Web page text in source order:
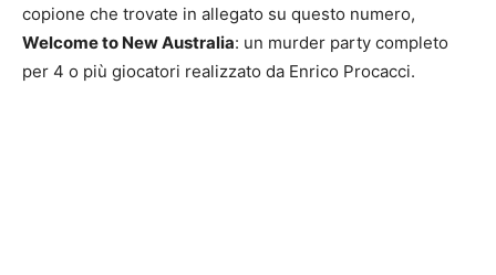
copione che trovate in allegato su questo numero,
Welcome to New Australia: un murder party completo
per 4 o più giocatori realizzato da Enrico Procacci.